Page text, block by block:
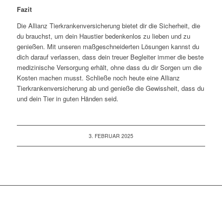
Fazit
Die Allianz Tierkrankenversicherung bietet dir die Sicherheit, die
du brauchst, um dein Haustier bedenkenlos zu lieben und zu
genießen. Mit unseren maßgeschneiderten Lösungen kannst du
dich darauf verlassen, dass dein treuer Begleiter immer die beste
medizinische Versorgung erhält, ohne dass du dir Sorgen um die
Kosten machen musst. Schließe noch heute eine Allianz
Tierkrankenversicherung ab und genieße die Gewissheit, dass du
und dein Tier in guten Händen seid.
3. FEBRUAR 2025